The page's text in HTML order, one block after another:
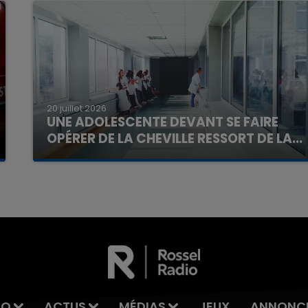
20 juillet 2026
UNE ADOLESCENTE DEVANT SE FAIRE
OPÉRER DE LA CHEVILLE RESSORT DE LA...
La famille a porté plainte contre la clinique qui a